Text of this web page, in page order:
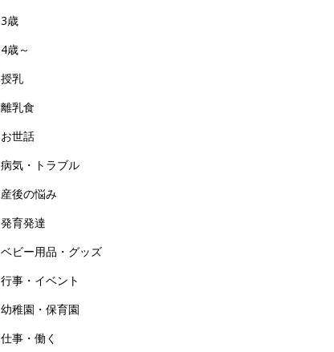
3歳
4歳～
授乳
離乳食
お世話
病気・トラブル
産後の悩み
発育発達
ベビー用品・グッズ
行事・イベント
幼稚園・保育園
仕事・働く